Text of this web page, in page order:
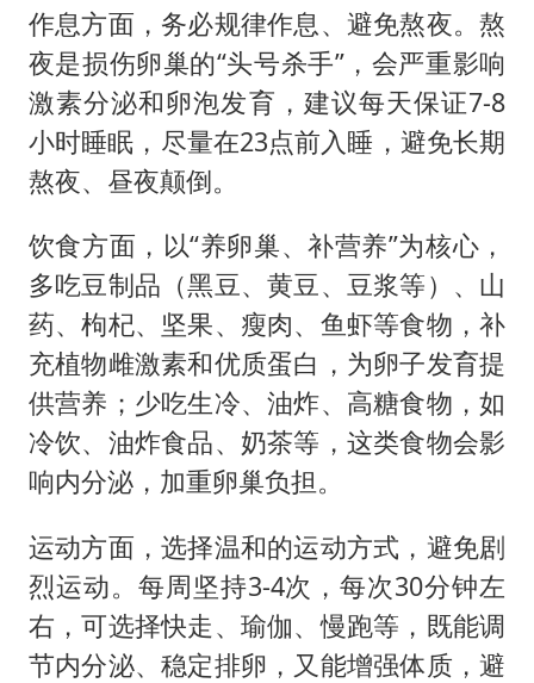
作息方面，务必规律作息、避免熬夜。熬
夜是损伤卵巢的“头号杀手”，会严重影响
激素分泌和卵泡发育，建议每天保证7-8
小时睡眠，尽量在23点前入睡，避免长期
熬夜、昼夜颠倒。
饮食方面，以“养卵巢、补营养”为核心，
多吃豆制品（黑豆、黄豆、豆浆等）、山
药、枸杞、坚果、瘦肉、鱼虾等食物，补
充植物雌激素和优质蛋白，为卵子发育提
供营养；少吃生冷、油炸、高糖食物，如
冷饮、油炸食品、奶茶等，这类食物会影
响内分泌，加重卵巢负担。
运动方面，选择温和的运动方式，避免剧
烈运动。每周坚持3-4次，每次30分钟左
右，可选择快走、瑜伽、慢跑等，既能调
节内分泌、稳定排卵，又能增强体质，避